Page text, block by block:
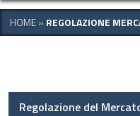
HOME» REGOLAZIONE
Regolazione del